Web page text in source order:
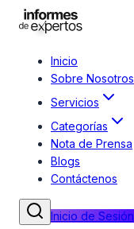
Inicio
Sobre Nosotros
Servicios
Categorías
Nota de Prensa
Blogs
Contáctenos
Inicio de Sesión